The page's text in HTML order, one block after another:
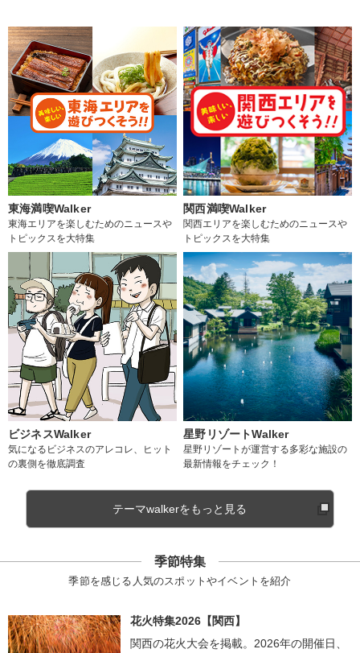
東海満喫Walker
東海エリアを楽しむためのニュースや
トピックスを大特集
関西満喫Walker
関西エリアを楽しむためのニュースや
トピックスを大特集
ビジネスWalker
気になるビジネスのアレコレ、ヒット
の裏側を徹底調査
星野リゾートWalker
星野リゾートが運営する多彩な施設の
最新情報をチェック！
テーマwalkerをもっと見る
季節特集
季節を感じる人気のスポットやイベントを紹介
花火特集2026【関西】
関西の花火大会を掲載。2026年の開催日、